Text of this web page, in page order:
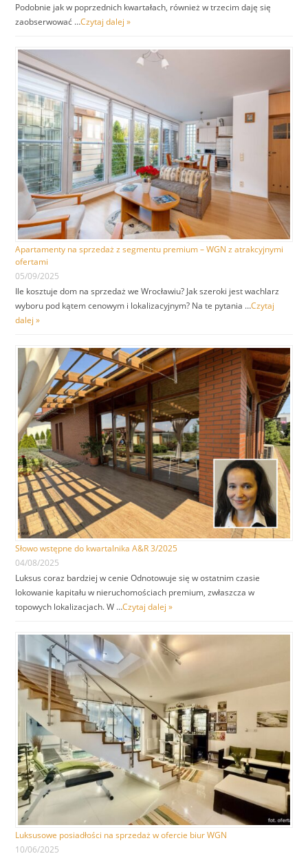
Podobnie jak w poprzednich kwartałach, również w trzecim daję się
zaobserwować …Czytaj dalej »
Apartamenty na sprzedaż z segmentu premium – WGN z atrakcyjnymi
ofertami
05/09/2025
Ile kosztuje dom na sprzedaż we Wrocławiu? Jak szeroki jest wachlarz
wyboru pod kątem cenowym i lokalizacyjnym? Na te pytania …Czytaj
dalej »
Słowo wstępne do kwartalnika A&R 3/2025
04/08/2025
Luksus coraz bardziej w cenie Odnotowuje się w ostatnim czasie
lokowanie kapitału w nieruchomościach premium, zwłaszcza w
topowych lokalizacjach. W …Czytaj dalej »
Luksusowe posiadłości na sprzedaż w ofercie biur WGN
10/06/2025